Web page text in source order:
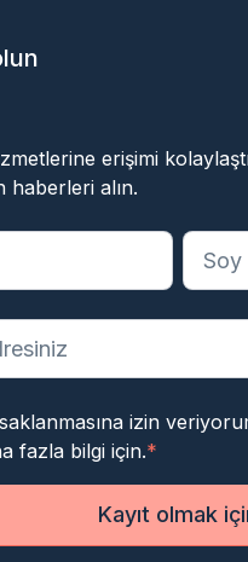
erişimi
haberleri alın.
belirtir
saklanmasına izin
fazla bilgi için.*
Kayıt olmak